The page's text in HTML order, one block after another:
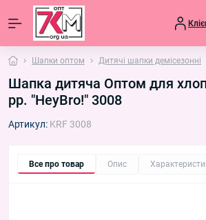
Шапки оптом Дитячі шапки демісезонні
Шапка дитяча Оптом для
рр. "HeyBro!" 3008
Артикул: KRF 3008
Все про товар Опис